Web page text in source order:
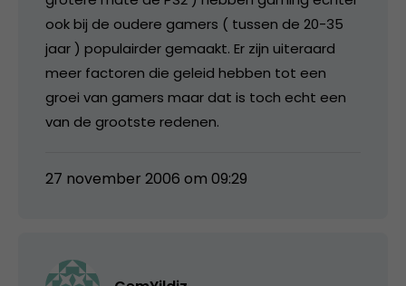
ook bij de oudere gamers ( tussen de 20-35
jaar ) populairder gemaakt. Er zijn uiteraard
meer factoren die geleid hebben tot een
groei van gamers maar dat is toch echt een
van de grootste redenen.
27 november 2006 om 09:29